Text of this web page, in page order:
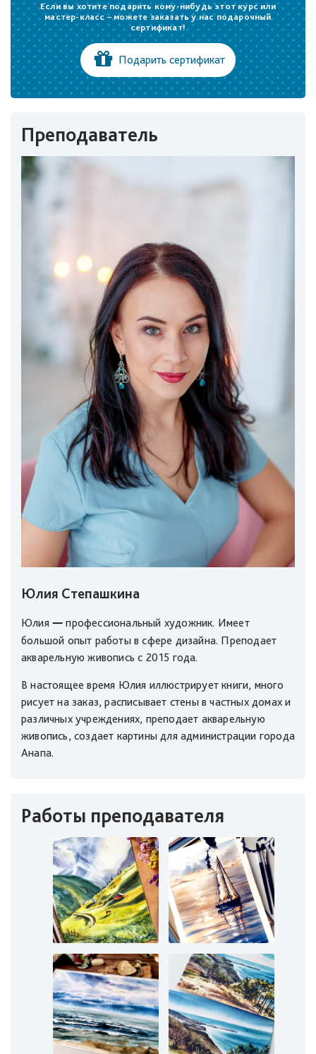
Если вы хотите подарить кому-нибудь этот курс или
мастер-класс – можете заказать у нас подарочный
сертификат!
Подарить сертификат
Преподаватель
Юлия Степашкина
Юлия — профессиональный художник. Имеет
большой опыт работы в сфере дизайна. Преподает
акварельную живопись с 2015 года.
В настоящее время Юлия иллюстрирует книги, много
рисует на заказ, расписывает стены в частных домах и
различных учреждениях, преподает акварельную
живопись, создает картины для администрации города
Анапа.
Работы преподавателя